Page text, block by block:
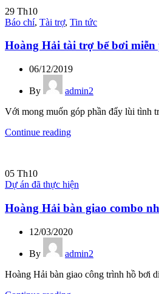
29 Th10
Báo chí, Tài trợ, Tin tức
Hoàng Hải tài trợ bể bơi
06/12/2019
By
admin2
Với mong muốn góp phần đẩy lùi tình
Continue reading
05 Th10
Dự án đã thực hiện
Hoàng Hải bàn giao combo
12/03/2020
By
admin2
Hoàng Hải bàn giao công trình hồ bơi